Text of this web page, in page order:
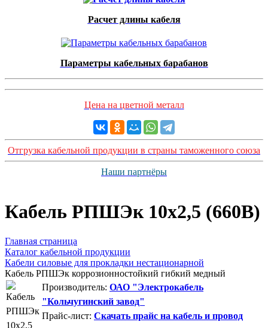
Расчет длины кабеля
Параметры кабельных барабанов
Цена на цветной металл
Отгрузка кабельной продукции в страны таможенного союза
Наши партнёры
Кабель РПШЭк 10х2,5 (660В)
Главная страница
Каталог кабельной продукции
Кабели силовые для прокладки нестационарной
Кабель РПШЭк коррозионностойкий гибкий медный
Производитель: ОАО "Электрокабель
"Кольчугинский завод"
Прайс-лист: Скачать прайс на кабель и провод